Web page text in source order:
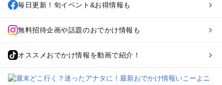
毎日更新！旬イベント&お得情報も
無料招待企画や話題のおでかけ情報も
オススメおでかけ情報を動画で紹介！